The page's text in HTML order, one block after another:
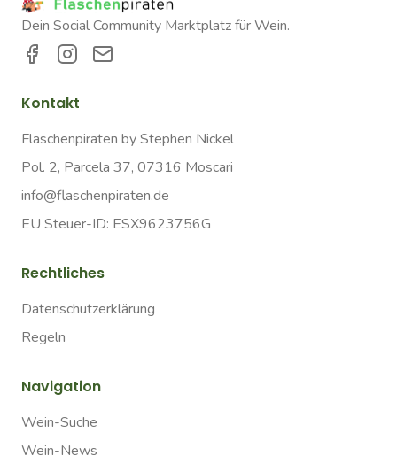
Dein Social Community Marktplatz für Wein.
Kontakt
Flaschenpiraten by Stephen Nickel
Pol. 2, Parcela 37, 07316 Moscari
info@flaschenpiraten.de
EU Steuer-ID: ESX9623756G
Rechtliches
Datenschutzerklärung
Regeln
Navigation
Wein-Suche
Wein-News